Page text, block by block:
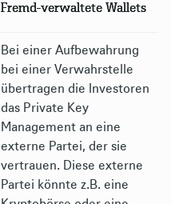
Fremd-verwaltete Wallets
Bei einer Aufbewahrung
bei einer Verwahrstelle
übertragen die Investoren
das Private Key
Management an eine
externe Partei, der sie
vertrauen. Diese externe
Partei könnte z.B. eine